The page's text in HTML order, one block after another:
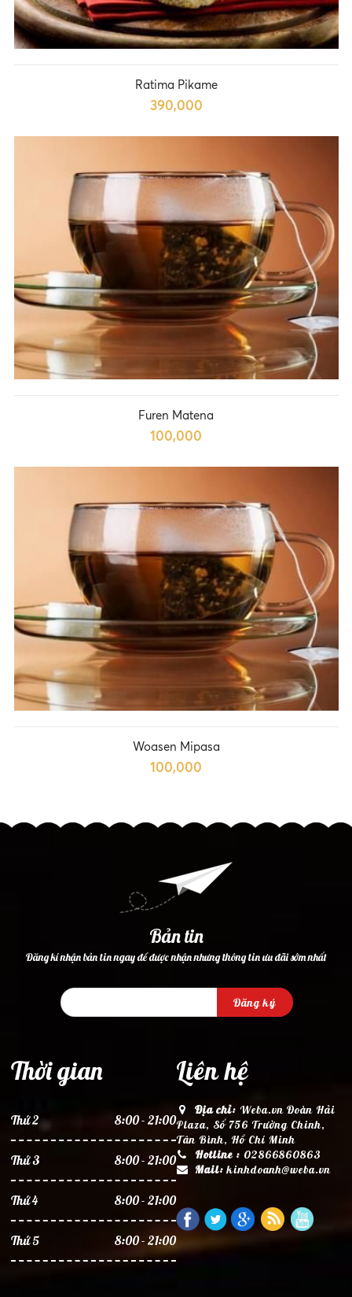
Ratima Pikame
390,000
Furen Matena
100,000
Woasen Mipasa
100,000
Bản tin
Đăng kí nhận bản tin ngay để được nhận nhưng thông tin ưu đãi sớm nhất
Đăng ký
Thời gian
Thứ 2 8:00 - 21:00
Thứ 3 8:00 - 21:00
Thứ 4 8:00 - 21:00
Thứ 5 8:00 - 21:00
Liên hệ
Địa chỉ: Weba.vn Đoàn Hải
Plaza, Số 756 Trường Chinh,
Tân Bình, Hồ Chí Minh
Hotline : 02866860863
Mail:kinhdoanh@weba.vn